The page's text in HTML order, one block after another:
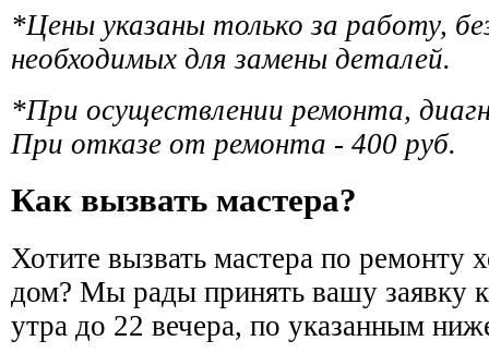
*Цены указаны только за работу,
необходимых для замены деталей.
*При осуществлении ремонта,
При отказе от ремонта - 400 руб.
Как вызвать мастера?
Хотите вызвать мастера по ремонту
дом? Мы рады принять вашу заявку
утра до 22 вечера, по указанным